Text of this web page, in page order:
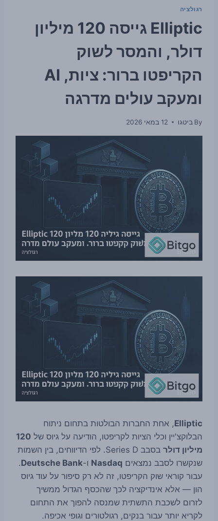
רגולציה
Elliptic גייסה 120 מיליון
דולר, והמסר לשוק
הקריפטו ברור: ציות, AI
ומעקב עולים מדרגה
By ביטגו 12 במאי 2026
Elliptic, אחת החברות הבולטות בתחום ניתוח
הבלוקצ'יין וכלי הציות לקריפטו, הודיעה על גיוס של 120
מיליון דולר
בסבב Series D. לפי הדיווחים, בין השמות
שנקשרו לסבב נמצאים Nasdaq ו-Deutsche Bank
.
עבור קוראי שוק הקריפטו, זה לא רק סיפור על עוד גיוס
הון — אלא אינדיקציה לכך שהכסף הגדול ממשיך
לזרום לשכבת התשתית שמנסה להפוך את התחום
לקריא יותר עבור בנקים, רגולטורים וגופי אכיפה.